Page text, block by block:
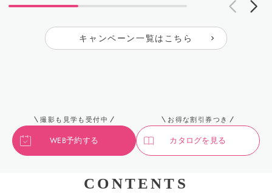
キャンペーン一覧はこちら
撮影も見学も受付中
WEB予約する
お得な割引券つき
カタログを見る
CONTENTS